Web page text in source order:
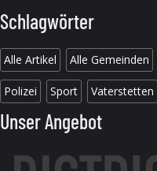
Schlagwörter
Alle Artikel Alle Gemeinden
Polizei Sport Vaterstetten
Unser Angebot